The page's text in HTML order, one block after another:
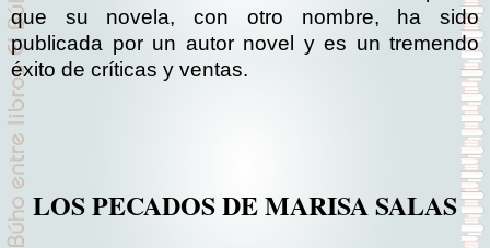
que su novela, con otro nombre, ha sido
publicada por un autor novel y es un tremendo
éxito de críticas y ventas.
LOS PECADOS DE MARISA SALAS